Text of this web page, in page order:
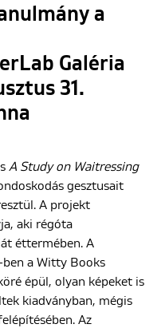
a
Galéria
31.
A Study on Waitressing
gesztusait
A projekt
aki régóta
éttermében. A
ben a Witty Books
épül, olyan képeket is
kiadványban, mégis
Az